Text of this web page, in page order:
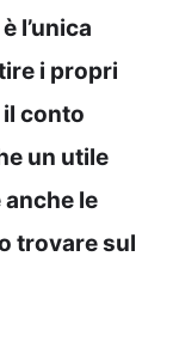
l’unica
i propri
conto
un utile
le
trovare sul